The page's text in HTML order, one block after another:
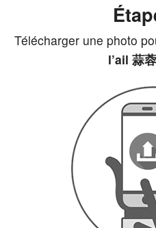
Télécharger une photo
l’ail 蒜